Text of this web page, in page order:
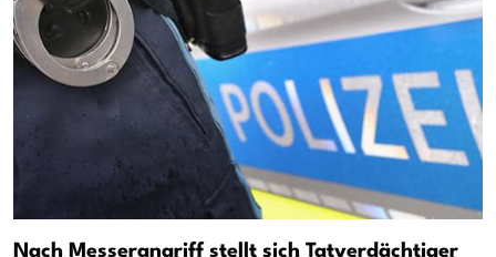
Nach Messerangriff stellt sich Tatverdächtiger